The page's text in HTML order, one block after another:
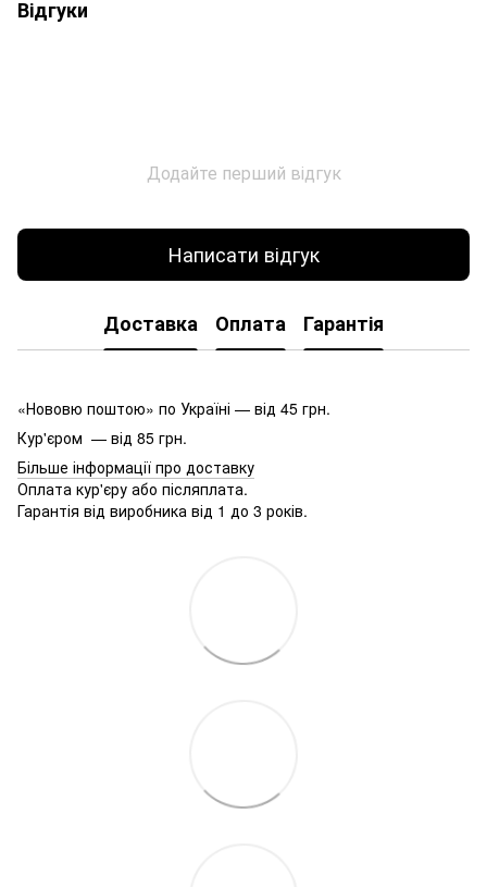
Відгуки
Додайте перший відгук
Написати відгук
Доставка Оплата Гарантія
«Нововю поштою» по Україні — від 45 грн.
Кур'єром — від 85 грн.
Більше інформації про доставку
Оплата кур'єру або післяплата.
Гарантія від виробника від 1 до 3 років.